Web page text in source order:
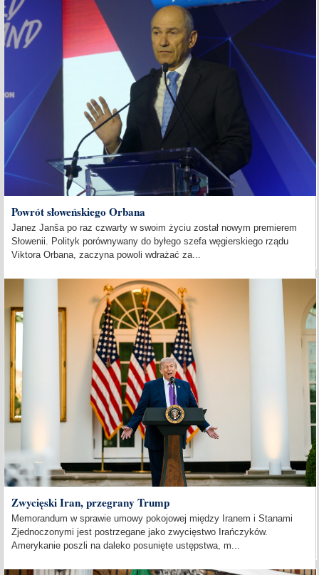
Powrót słoweńskiego Orbana
Janez Janša po raz czwarty w swoim życiu został nowym premierem
Słowenii. Polityk porównywany do byłego szefa węgierskiego rządu
Viktora Orbana, zaczyna powoli wdrażać za...
Zwycięski Iran, przegrany Trump
Memorandum w sprawie umowy pokojowej między Iranem i Stanami
Zjednoczonymi jest postrzegane jako zwycięstwo Irańczyków.
Amerykanie poszli na daleko posunięte ustępstwa, m...